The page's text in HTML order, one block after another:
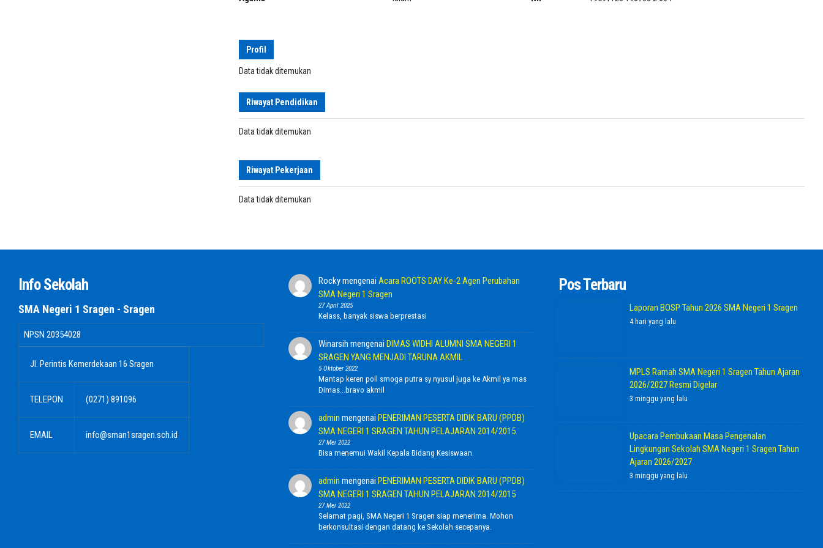
Profil
Data tidak ditemukan
Riwayat Pendidikan
Data tidak ditemukan
Riwayat Pekerjaan
Data tidak ditemukan
Info Sekolah
SMA Negeri 1 Sragen - Sragen
NPSN 20354028
Jl. Perintis Kemerdekaan 16 Sragen
TELEPON (0271) 891096
EMAIL info@sman1sragen.sch.id
RockymengenaiAcara ROOTS DAY Ke-2 Agen Perubahan
SMA Negeri 1 Sragen
27 April 2025
Kelass, banyak siswa berprestasi
Winarsih mengenaiDIMAS WIDHI ALUMNI SMA NEGERI 1
SRAGEN YANG MENJADI TARUNA AKMIL
5 Oktober 2022
Mantap keren poll smoga putra sy nyusul juga ke Akmil ya mas
Dimas...bravo akmil
admin mengenaiPENERIMAN PESERTA DIDIK BARU (PPDB)
SMA NEGERI 1 SRAGEN TAHUN PELAJARAN 2014/2015
27 Mei 2022
Bisa menemui Wakil Kepala Bidang Kesiswaan.
admin mengenaiPENERIMAN PESERTA DIDIK BARU (PPDB)
SMA NEGERI 1 SRAGEN TAHUN PELAJARAN 2014/2015
27 Mei 2022
Selamat pagi, SMA Negeri 1 Sragen siap menerima. Mohon
berkonsultasi dengan datang ke Sekolah secepanya.
Pos Terbaru
Laporan BOSP Tahun 2026 SMA Negeri 1 Sragen
4 hari yang lalu
MPLS Ramah SMA Negeri 1 Sragen Tahun Ajaran
2026/2027 Resmi Digelar
3 minggu yang lalu
Upacara Pembukaan Masa Pengenalan
Lingkungan Sekolah SMA Negeri 1 Sragen Tahun
Ajaran 2026/2027
3 minggu yang lalu